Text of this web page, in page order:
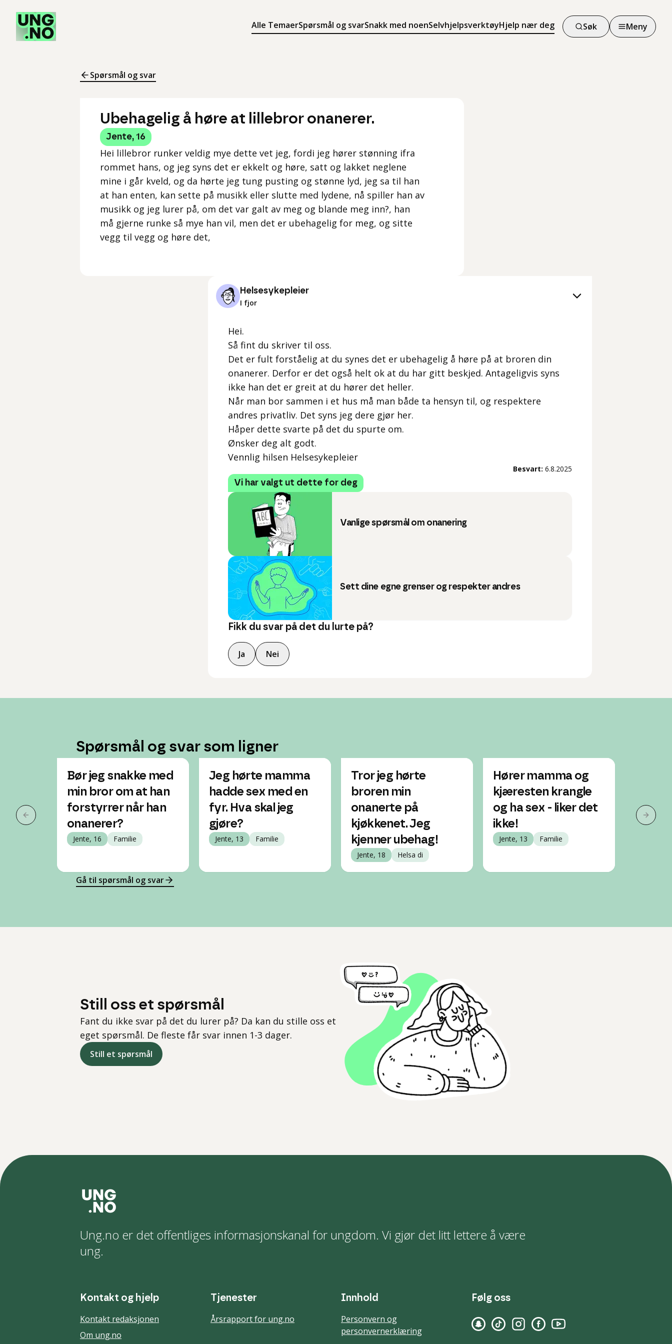
Alle TemaerSpørsmål og svarSnakk med noenSelvhjelpsverktøyHjelp nær deg
Søk
Søk
Meny
Meny
Spørsmål og svar
Ubehagelig å høre at lillebror onanerer.
Jente, 16
Hei lillebror runker veldig mye dette vet jeg, fordi jeg hører stønning ifra
rommet hans, og jeg syns det er ekkelt og høre, satt og lakket neglene
mine i går kveld, og da hørte jeg tung pusting og stønne lyd, jeg sa til han
at han enten, kan sette på musikk eller slutte med lydene, nå spiller han av
musikk og jeg lurer på, om det var galt av meg og blande meg inn?, han
må gjerne runke så mye han vil, men det er ubehagelig for meg, og sitte
vegg til vegg og høre det,
Helsesykepleier
I fjor
Hei.
Så fint du skriver til oss.
Det er fult forståelig at du synes det er ubehagelig å høre på at broren din
onanerer. Derfor er det også helt ok at du har gitt beskjed. Antageligvis syns
ikke han det er greit at du hører det heller.
Når man bor sammen i et hus må man både ta hensyn til, og respektere
andres privatliv. Det syns jeg dere gjør her.
Håper dette svarte på det du spurte om.
Ønsker deg alt godt.
Vennlig hilsen Helsesykepleier
Besvart: 6.8.2025
Vi har valgt ut dette for deg
Vanlige spørsmål om onanering
Sett dine egne grenser og respekter andres
Fikk du svar på det du lurte på?
Ja Nei
Spørsmål og svar som ligner
Forrige slide
Bør jeg snakke med
min bror om at han
forstyrrer når han
onanerer?
Jente, 16 Familie
Jeg hørte mamma
hadde sex med en
fyr. Hva skal jeg
gjøre?
Jente, 13 Familie
Tror jeg hørte
broren min
onanerte på
kjøkkenet. Jeg
kjenner ubehag!
Jente, 18 Helsa di
Hører mamma og
kjæresten krangle
og ha sex - liker det
ikke!
Jente, 13 Familie
sex
Neste
Gå til spørsmål og svar
Still oss et spørsmål
Fant du ikke svar på det du lurer på? Da kan du stille oss et
eget spørsmål. De fleste får svar innen 1-3 dager.
Still et spørsmål
Ung.no er det offentliges informasjonskanal for ungdom. Vi gjør det litt lettere å være
ung.
Kontakt og hjelp
Kontakt redaksjonen
Om ung.no
Tjenester
Årsrapport for ung.no
Innhold
Personvern og
personvernerklæring
Følg oss